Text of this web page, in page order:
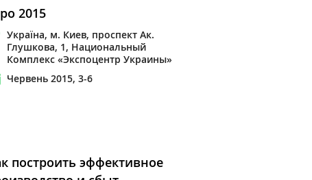
2015
Україна, м. Киев, проспект Ак.
Глушкова, 1, Национальный
Комплекс «Экспоцентр Украины»
Червень 2015, 3-6
построить эффективное